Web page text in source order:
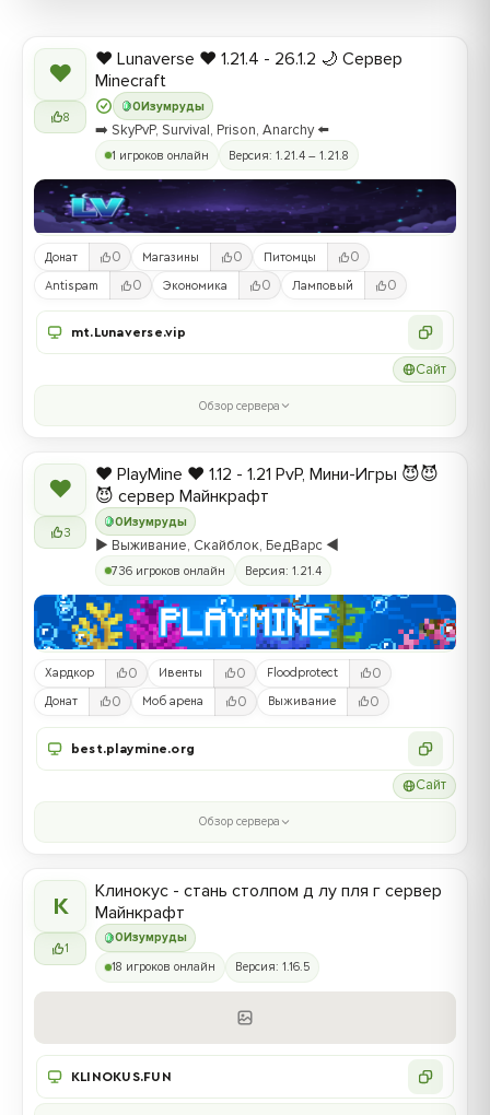
❤
8
0Изумруды
❤️ Lunaverse ❤️ 1.21.4 - 26.1.2 🌙 Сервер
Minecraft
➡️ SkyPvP, Survival, Prison, Anarchy ⬅️
1 игроков онлайн Версия: 1.21.4 – 1.21.8
Донат 0 Магазины 0 Питомцы 0
Antispam 0 Экономика 0 Ламповый 0
mt.Lunaverse.vip
Сайт
Обзор сервера
❤
3
0Изумруды
❤️ PlayMine ❤️ 1.12 - 1.21 PvP, Мини-Игры 😈😈
😈 сервер Майнкрафт
▶️ Выживание, Скайблок, БедВарс ◀️
736 игроков онлайн Версия: 1.21.4
Хардкор 0 Ивенты 0 Floodprotect 0
Донат 0 Моб арена 0 Выживание 0
best.playmine.org
Сайт
Обзор сервера
К
1
0 Изумруды
Клинокус - стань столпом д лу пля г сервер
Майнкрафт
18 игроков онлайн Версия: 1.16.5
KLINOKUS.FUN